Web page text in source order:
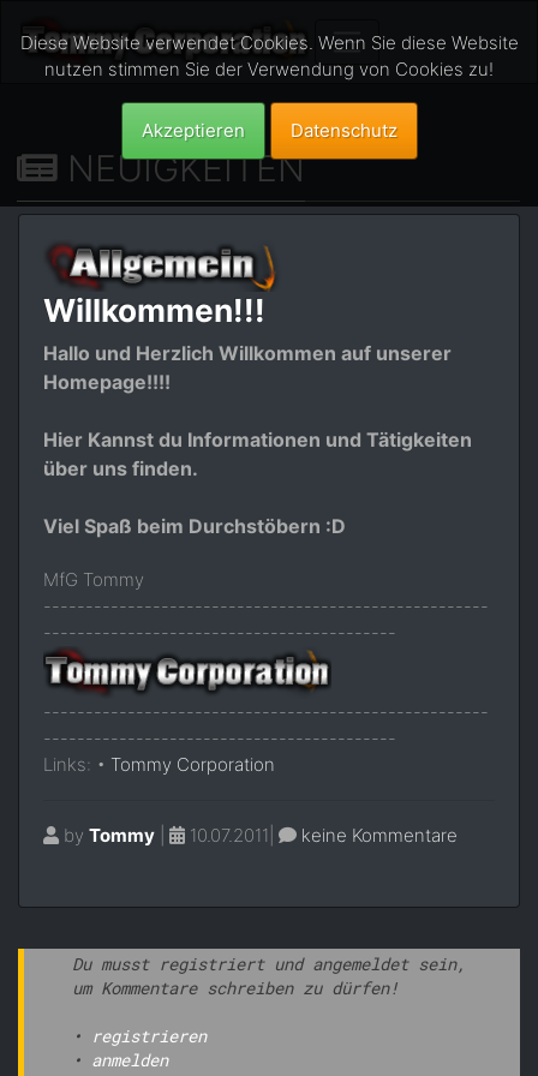
NEUIGKEITEN
Willkommen!!!
Hallo und Herzlich Willkommen auf unserer
Homepage!!!!
Hier Kannst du Informationen und Tätigkeiten
über uns finden.
Viel Spaß beim Durchstöbern :D
MfG Tommy
-----------------------------------------------------
------------------------------------------
-----------------------------------------------------
------------------------------------------
Links: • Tommy Corporation
by Tommy 10.07.2011| keine Kommentare
Du musst registriert und angemeldet sein,
um Kommentare schreiben zu dürfen!
• registrieren
• anmelden
Diese Website verwendet Cookies. Wenn Sie diese Website
nutzen stimmen Sie der Verwendung von Cookies zu!
Akzeptieren Datenschutz